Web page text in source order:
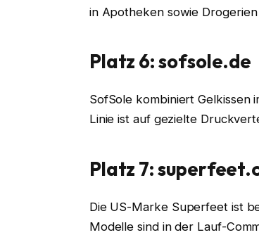
in Apotheken sowie
Platz 6: sofsole.de
SofSole kombiniert Gelkissen
Linie ist auf gezielte
Platz 7:
Die US-Marke Superfeet ist
Modelle sind in der Lauf-